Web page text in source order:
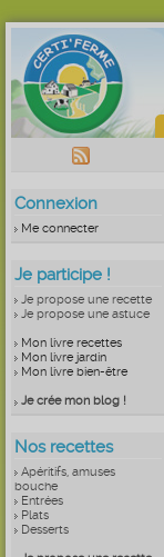
Connexion
Me connecter
Je participe !
Je propose une recette
Je propose une astuce
Mon livre recettes
Mon livre jardin
Mon livre bien-être
Je crée mon blog !
Nos recettes
Apéritifs, amuses
bouche
Entrées
Plats
Desserts